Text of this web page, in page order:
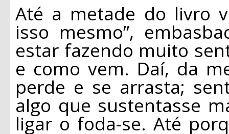
Até a metade do livro
isso mesmo”,
estar fazendo muito
e como vem. Daí, da
perde e se arrasta;
algo que sustentasse
ligar o foda-se. Até